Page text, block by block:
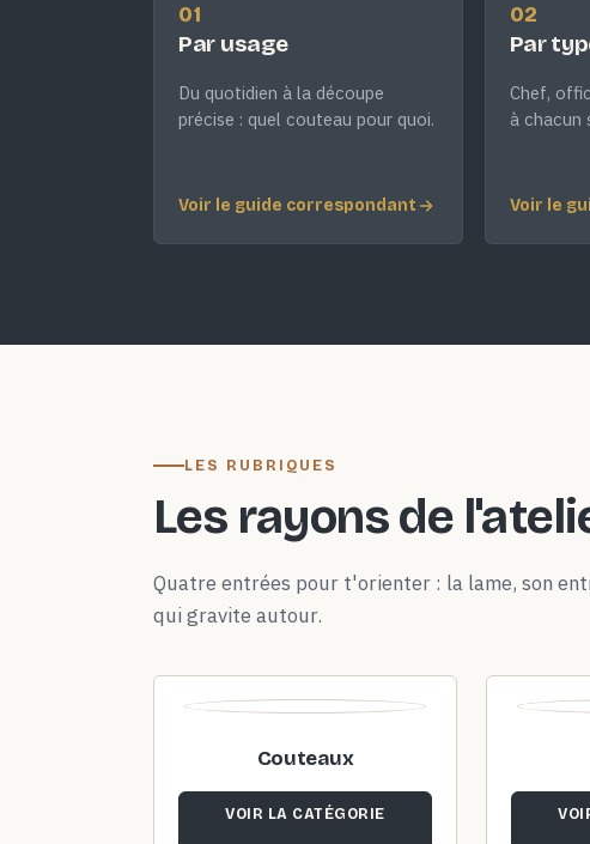
01
Par usage
Du quotidien à la découpe
précise : quel couteau pour quoi.
Voir le guide correspondant
02
Par
Chef,
à chacun
Voir le
LES RUBRIQUES
Les rayons de
Quatre entrées pour t'orienter : la lame, son
qui gravite autour.
Couteaux
VOIR LA CATÉGORIE